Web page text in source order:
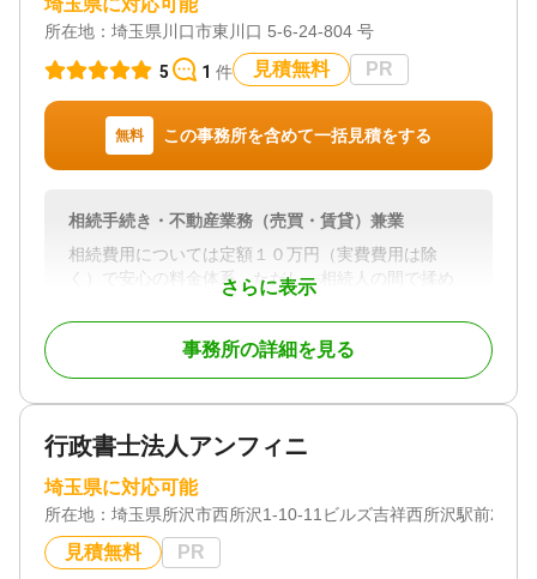
は、別途交通費はかかることをご了承願います。
対応業務
遺言書 / 遺産分割 / 相続財産調査 / 相続手続き / 戸籍
収集 / 相続人調査
対応体制
埼玉県に対応可能
所在地： 埼玉県川口市東川口 5-6-24-804 号
5 1 件 見積無料 PR
無料 この事務所を含めて一括見積をする
さらに表示
相続手続き・不動産業務（売買・賃貸）兼業
相続費用については定額１０万円（実費費用は除
く）で安心の料金体系。ただし、相続人の間で揉め
ている場合は別途費用が発生します。
また、不動産実務の経験（１５年）を活かして、不
動産（売買・賃貸・借地物件・底地物件・不動産競
売・家賃滞納等）に関することなら、当社へお任せ
できます。
対応地域
埼玉県・東京都・千葉県・神奈川県・栃木県・茨城
県・群馬県
事務所の詳細を見る
行政書士法人アンフィニ
埼玉県に対応可能
所在地： 埼玉県所沢市西所沢1-10-11ビルズ吉祥西所沢駅前201
見積無料 PR